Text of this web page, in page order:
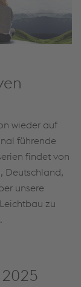
wieder auf
führende
findet von
Deutschland,
unsere
zu